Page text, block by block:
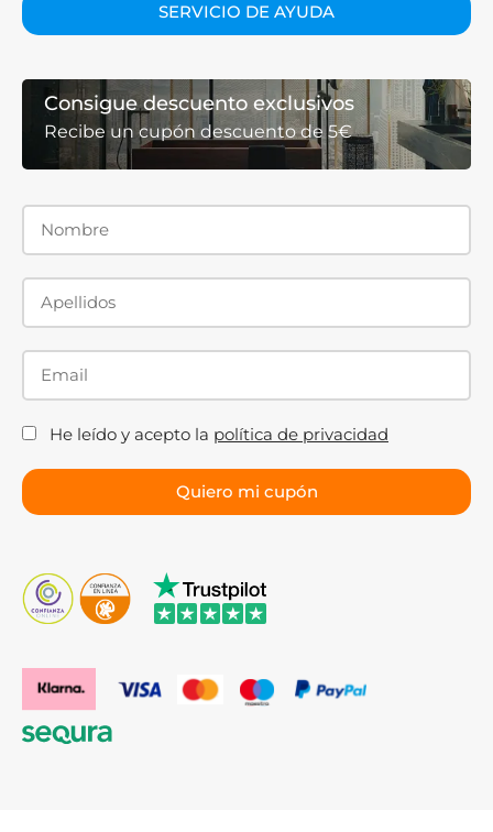
SERVICIO DE AYUDA
Consigue descuento exclusivos
Recibe un cupón descuento de 5€
He leído y acepto la política de privacidad